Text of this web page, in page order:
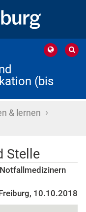
(bis
& lernen ›
Stelle
10.10.2018